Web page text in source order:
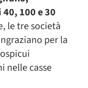
100 e 30
le tre società
per la
nelle casse